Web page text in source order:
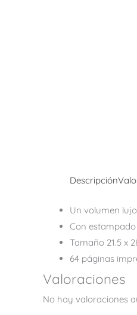
Descripción
Un volumen
Con
Tamaño 21.5 x
64 páginas
Valoraciones
No hay valoraciones